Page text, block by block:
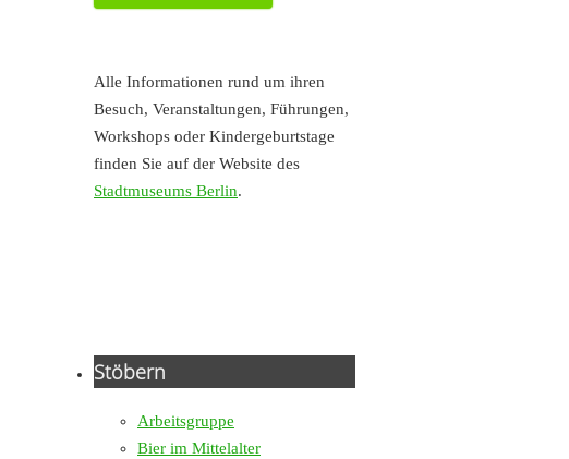
Alle Informationen rund um ihren
Besuch, Veranstaltungen, Führungen,
Workshops oder Kindergeburtstage
finden Sie auf der Website des
Stadtmuseums Berlin.
Stöbern
Arbeitsgruppe
Bier im Mittelalter